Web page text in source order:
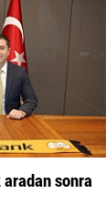
sonra